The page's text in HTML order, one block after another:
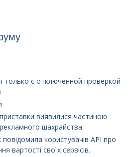
только с отключенной проверкой
виявилися частиною
шахрайства
користувачів API про
вартості своїх сервісів.